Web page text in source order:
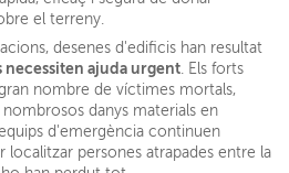
el terreny.
desenes d'edificis han resultat
necessiten ajuda urgent. Els forts
nombre de víctimes mortals,
danys materials en
d'emergència continuen
persones atrapades entre la